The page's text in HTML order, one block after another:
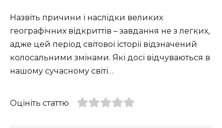
Назвіть причини і наслідки великих
географічних відкриттів – завдання не з легких,
адже цей період світової історії відзначений
колосальними змінами. Які досі відчуваються в
нашому сучасному світі…
Оцініть статтю